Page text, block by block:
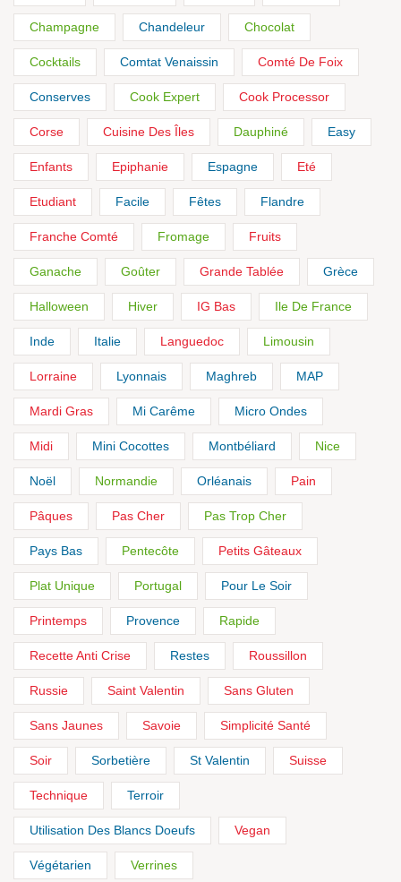
Champagne Chandeleur Chocolat
Cocktails Comtat Venaissin Comté De Foix
Conserves Cook Expert Cook Processor
Corse Cuisine Des Îles Dauphiné Easy
Enfants Epiphanie Espagne Eté
Etudiant Facile Fêtes Flandre
Franche Comté Fromage Fruits
Ganache Goûter Grande Tablée Grèce
Halloween Hiver IG Bas Ile De France
Inde Italie Languedoc Limousin
Lorraine Lyonnais Maghreb MAP
Mardi Gras Mi Carême Micro Ondes
Midi Mini Cocottes Montbéliard Nice
Noël Normandie Orléanais Pain
Pâques Pas Cher Pas Trop Cher
Pays Bas Pentecôte Petits Gâteaux
Plat Unique Portugal Pour Le Soir
Printemps Provence Rapide
Recette Anti Crise Restes Roussillon
Russie Saint Valentin Sans Gluten
Sans Jaunes Savoie Simplicité Santé
Soir Sorbetière St Valentin Suisse
Technique Terroir
Utilisation Des Blancs Doeufs Vegan
Végétarien Verrines